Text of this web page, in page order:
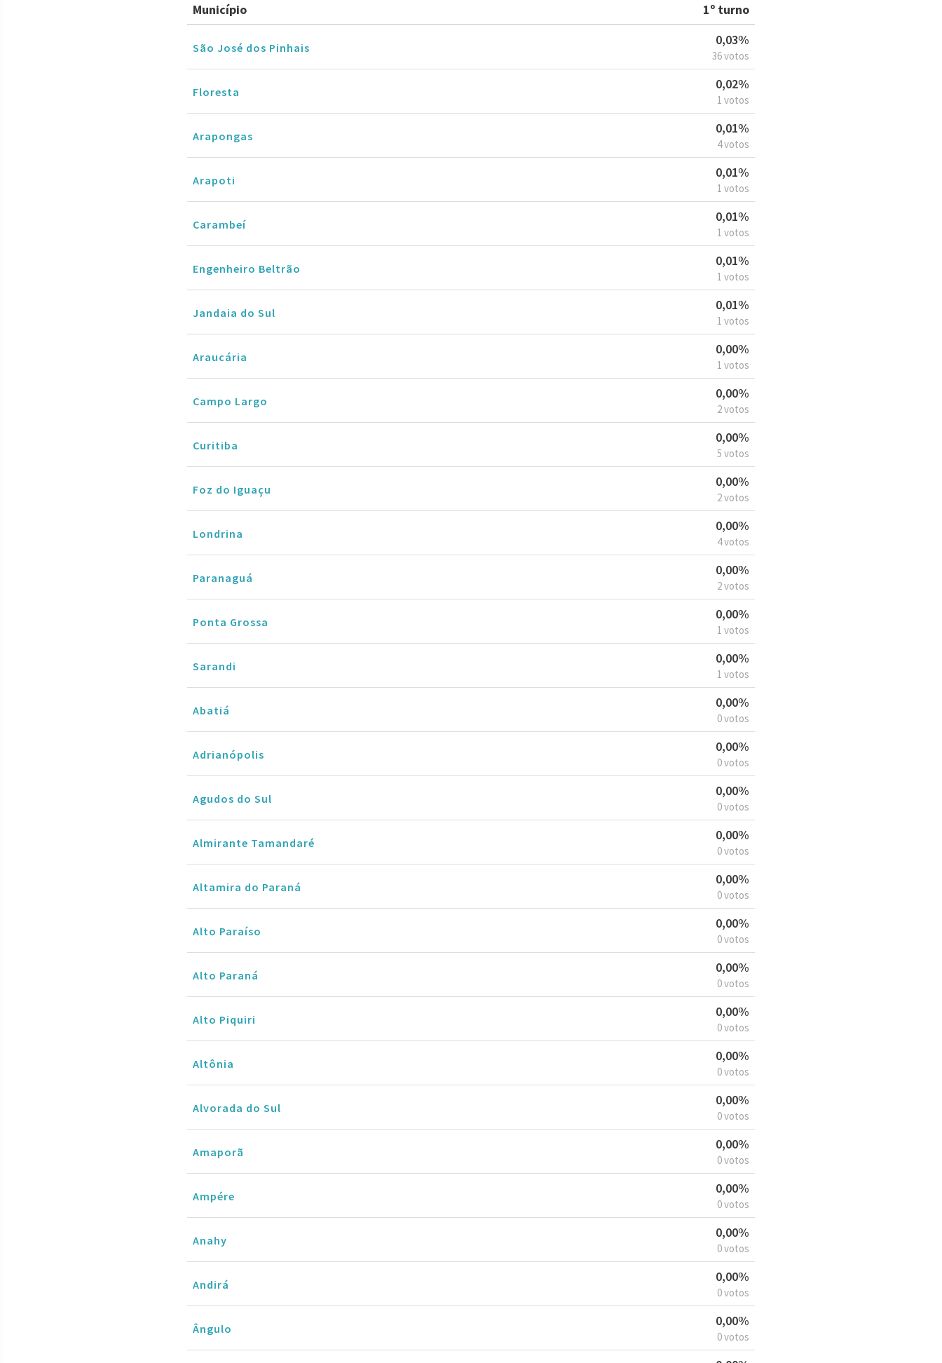
Município 1º turno
São José dos Pinhais
0,03%
36 votos
Floresta
0,02%
1 votos
Arapongas
0,01%
4 votos
Arapoti
0,01%
1 votos
Carambeí
0,01%
1 votos
Engenheiro Beltrão
0,01%
1 votos
Jandaia do Sul
0,01%
1 votos
Araucária
0,00%
1 votos
Campo Largo
0,00%
2 votos
Curitiba
0,00%
5 votos
Foz do Iguaçu
0,00%
2 votos
Londrina
0,00%
4 votos
Paranaguá
0,00%
2 votos
Ponta Grossa
0,00%
1 votos
Sarandi
0,00%
1 votos
Abatiá
0,00%
0 votos
Adrianópolis
0,00%
0 votos
Agudos do Sul
0,00%
0 votos
Almirante Tamandaré
0,00%
0 votos
Altamira do Paraná
0,00%
0 votos
Alto Paraíso
0,00%
0 votos
Alto Paraná
0,00%
0 votos
Alto Piquiri
0,00%
0 votos
Altônia
0,00%
0 votos
Alvorada do Sul
0,00%
0 votos
Amaporã
0,00%
0 votos
Ampére
0,00%
0 votos
Anahy
0,00%
0 votos
Andirá
0,00%
0 votos
Ângulo
0,00%
0 votos